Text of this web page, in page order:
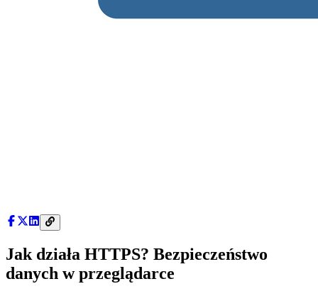
Jak działa HTTPS? Bezpieczeństwo
danych w przeglądarce